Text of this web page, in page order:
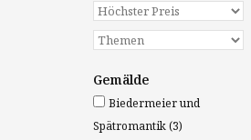
Gemälde
Biedermeier und
Spätromantik(3)